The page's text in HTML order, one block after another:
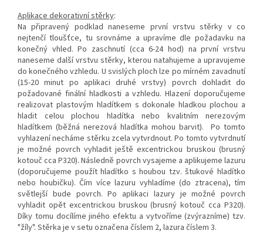
Aplikace dekorativní stěrky:
Na připravený podklad naneseme první vrstvu stěrky v co
nejtenčí tloušťce, tu srovnáme a upravíme dle požadavku na
konečný vhled. Po zaschnutí (cca 6-24 hod) na první vrstvu
naneseme další vrstvu stěrky, kterou natahujeme a upravujeme
do konečného vzhledu. U svislých ploch lze po mírném zavadnutí
(15-20 minut po aplikaci druhé vrstvy) povrch dohladit do
požadované finální hladkosti a vzhledu. Hlazení doporučujeme
realizovat plastovým hladítkem s dokonale hladkou plochou a
hladit celou plochou hladítka nebo kvalitním nerezovým
hladítkem (běžná nerezová hladítka mohou barvit). Po tomto
vyhlazení necháme stěrku zcela vytvrdnout. Po tomto vytvrdnutí
je možné povrch vyhladit ještě excentrickou bruskou (brusný
kotouč cca P320). Následně povrch vysajeme a aplikujeme lazuru
(doporučujeme použít hladítko s houbou tzv. štukové hladítko
nebo houbičku). Čím více lazuru vyhladíme (do ztracena), tím
světlejší bude povrch. Po aplikaci lazury je možné povrch
vyhladit opět excentrickou bruskou (brusný kotouč cca P320).
Díky tomu docílíme jiného efektu a vytvoříme (zvýrazníme) tzv.
"žíly". Stěrka je v setu označena číslem 2, lazura číslem 3.